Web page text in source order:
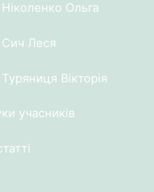
Ніколенко Ольга
Сич Леся
Туряниця Вікторія
учасників